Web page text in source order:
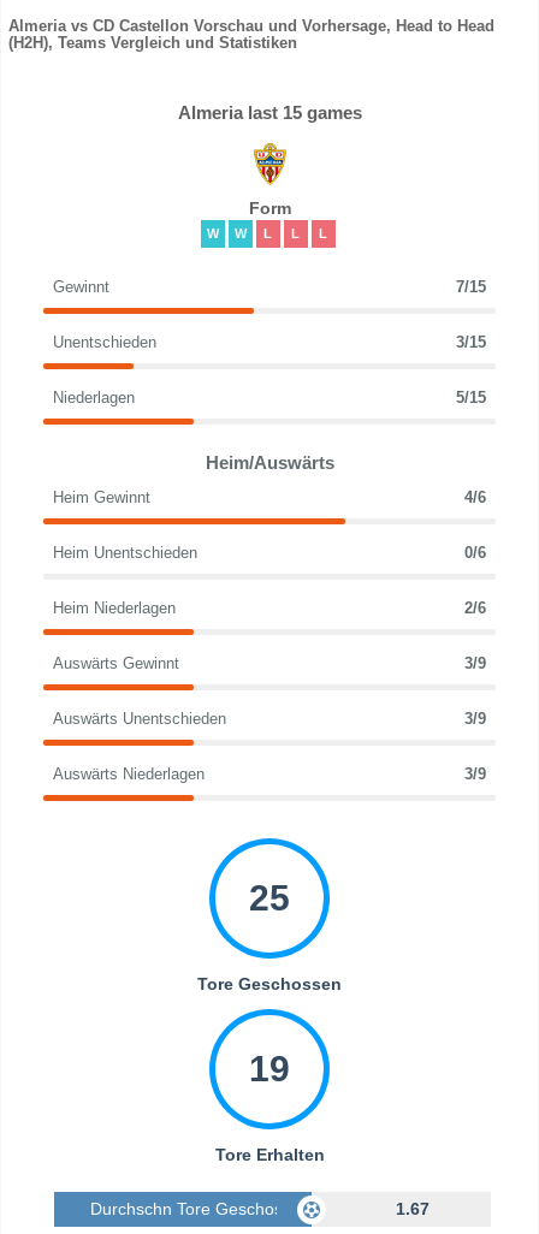
Almeria vs CD Castellon Vorschau und Vorhersage, Head to Head
(H2H), Teams Vergleich und Statistiken
Almeria last 15 games
Form
W W L L L
Gewinnt 7/15
Unentschieden 3/15
Niederlagen 5/15
Heim/Auswärts
Heim Gewinnt 4/6
Heim Unentschieden 0/6
Heim Niederlagen 2/6
Auswärts Gewinnt 3/9
Auswärts Unentschieden 3/9
Auswärts Niederlagen 3/9
25
Tore Geschossen
19
Tore Erhalten
Durchschn Tore Geschossen 1.67